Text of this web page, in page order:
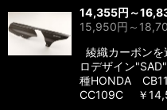
14,355円 ～
15,950円 ～
綾織カーボンを
ロデザイン
種HONDA
CC109C ￥